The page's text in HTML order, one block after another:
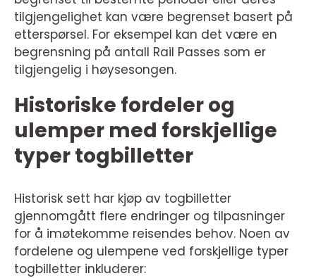
tilgjengelighet kan være begrenset basert på
etterspørsel. For eksempel kan det være en
begrensning på antall Rail Passes som er
tilgjengelig i høysesongen.
Historiske fordeler og
ulemper med forskjellige
typer togbilletter
Historisk sett har kjøp av togbilletter
gjennomgått flere endringer og tilpasninger
for å imøtekomme reisendes behov. Noen av
fordelene og ulempene ved forskjellige typer
togbilletter inkluderer: